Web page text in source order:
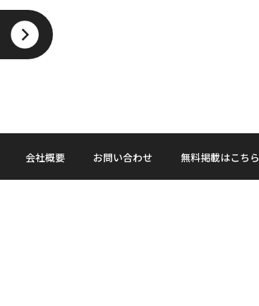
会社概要 お問い合わせ 無料掲載はこちら